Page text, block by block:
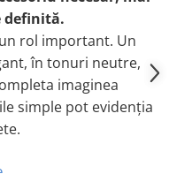
definită.
rol important. Un
în tonuri neutre,
imaginea
simple pot evidenția